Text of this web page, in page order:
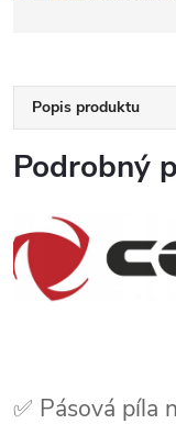
Popis produktu
Podrobný
✅ Pásová píla